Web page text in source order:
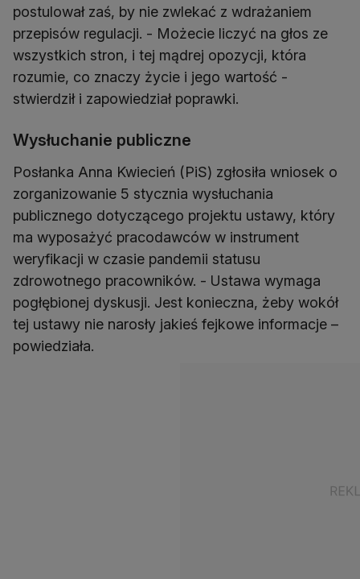
postulował zaś, by nie zwlekać z wdrażaniem
przepisów regulacji. - Możecie liczyć na głos ze
wszystkich stron, i tej mądrej opozycji, która
rozumie, co znaczy życie i jego wartość -
stwierdził i zapowiedział poprawki.
Wysłuchanie publiczne
Posłanka Anna Kwiecień (PiS) zgłosiła wniosek o
zorganizowanie 5 stycznia wysłuchania
publicznego dotyczącego projektu ustawy, który
ma wyposażyć pracodawców w instrument
weryfikacji w czasie pandemii statusu
zdrowotnego pracowników. - Ustawa wymaga
pogłębionej dyskusji. Jest konieczna, żeby wokół
tej ustawy nie narosły jakieś fejkowe informacje –
powiedziała.